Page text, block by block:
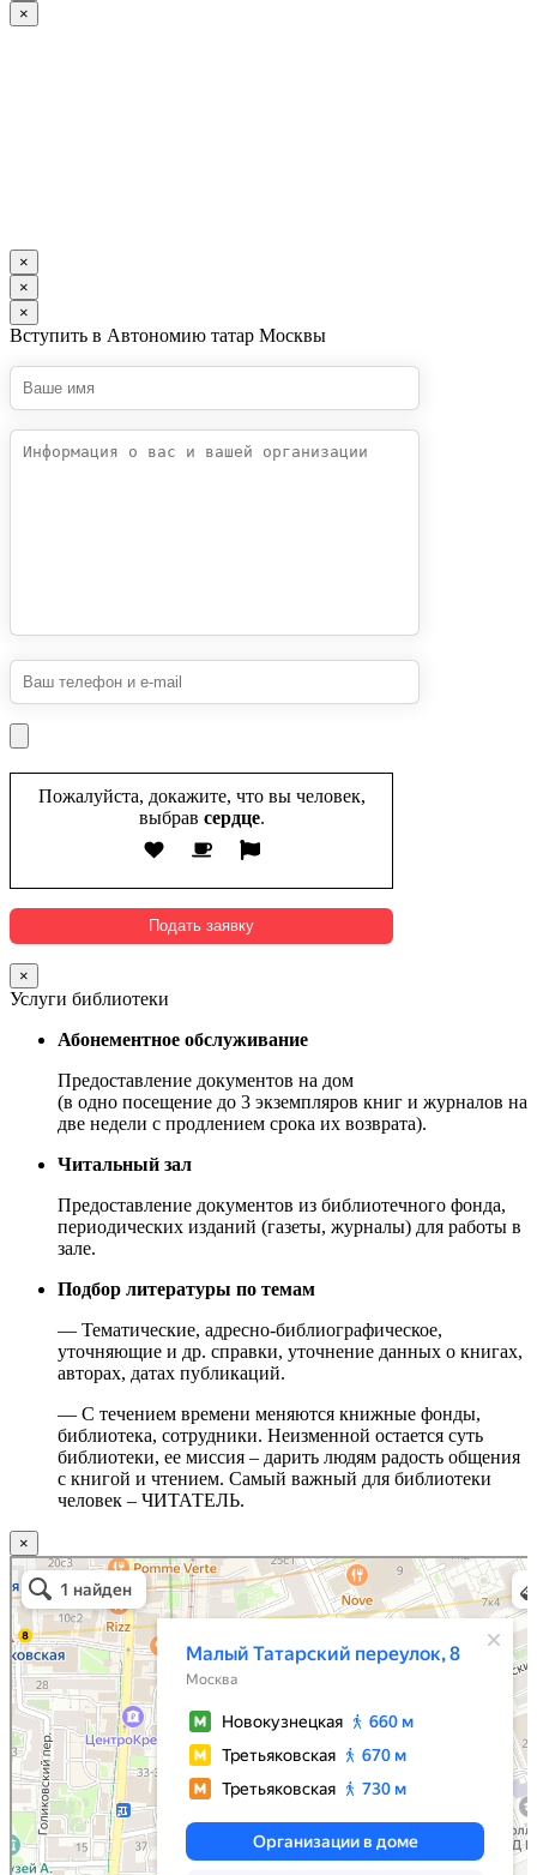
×
×
×
×
Вступить в Автономию татар Москвы
Пожалуйста, докажите, что вы человек,
выбрав сердце.
×
Услуги библиотеки
Абонементное обслуживание
Предоставление документов на дом
(в одно посещение до 3 экземпляров книг и журналов на
две недели с продлением срока их возврата).
Читальный зал
Предоставление документов из библиотечного фонда,
периодических изданий (газеты, журналы) для работы в
зале.
Подбор литературы по темам
— Тематические, адресно-библиографическое,
уточняющие и др. справки, уточнение данных о книгах,
авторах, датах публикаций.
— С течением времени меняются книжные фонды,
библиотека, сотрудники. Неизменной остается суть
библиотеки, ее миссия – дарить людям радость общения
с книгой и чтением. Самый важный для библиотеки
человек – ЧИТАТЕЛЬ.
×
Москва
Малый Татарский переулок, 8 на карте Москвы, ближайшее метро Новокузнецкая —
Яндекс.Карты